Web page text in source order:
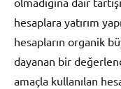
hesaplara yatırım
hesapların organik
dayanan bir
amaçla kullanılan